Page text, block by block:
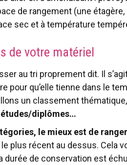
de rangement (une
sec et à température
de votre matériel
au tri proprement dit. Il
pour qu’elle tienne dans le
un classement
diplômes…
le mieux est de
plus récent au dessus. Cela
durée de conservation est